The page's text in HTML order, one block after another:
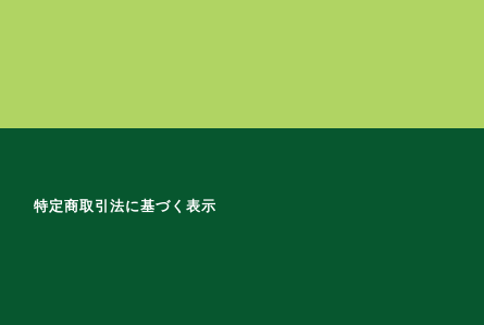
特定商取引法に基づく表示